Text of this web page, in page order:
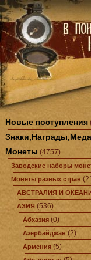
Новые поступления
Монеты (4757)
Заводские наборы
Монеты разных стран
АВСТРАЛИЯ И
АЗИЯ (536)
Абхазия (0)
Азербайджан(2)
Армения (5)